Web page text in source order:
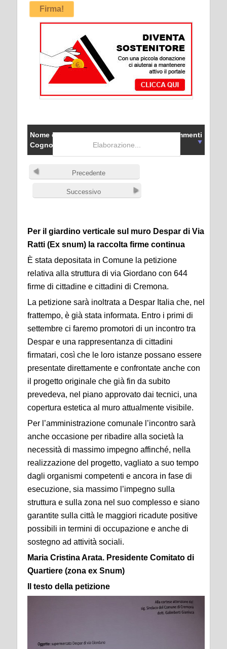
Firma!
Elaborazione...
Nome e
Cognome
CAP Data Commenti
Precedente
Successivo
Per il giardino verticale sul muro Despar di Via
Ratti (Ex snum) la raccolta firme continua
È stata depositata in Comune la petizione
relativa alla struttura di via Giordano con 644
firme di cittadine e cittadini di Cremona.
La petizione sarà inoltrata a Despar Italia che, nel
frattempo, è già stata informata. Entro i primi di
settembre ci faremo promotori di un incontro tra
Despar e una rappresentanza di cittadini
firmatari, così che le loro istanze possano essere
presentate direttamente e confrontate anche con
il progetto originale che già fin da subito
prevedeva, nel piano approvato dai tecnici, una
copertura estetica al muro attualmente visibile.
Per l’amministrazione comunale l’incontro sarà
anche occasione per ribadire alla società la
necessità di massimo impegno affinché, nella
realizzazione del progetto, vagliato a suo tempo
dagli organismi competenti e ancora in fase di
esecuzione, sia massimo l’impegno sulla
struttura e sulla zona nel suo complesso e siano
garantite sulla città le maggiori ricadute positive
possibili in termini di occupazione e anche di
sostegno ad attività sociali.
Maria Cristina Arata. Presidente Comitato di
Quartiere (zona ex Snum)
Il testo della petizione